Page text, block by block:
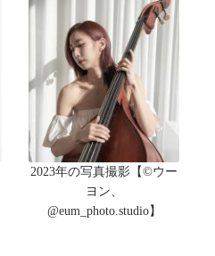
2023年の写真撮影【©ウー
ヨン、
@eum_photo.studio】